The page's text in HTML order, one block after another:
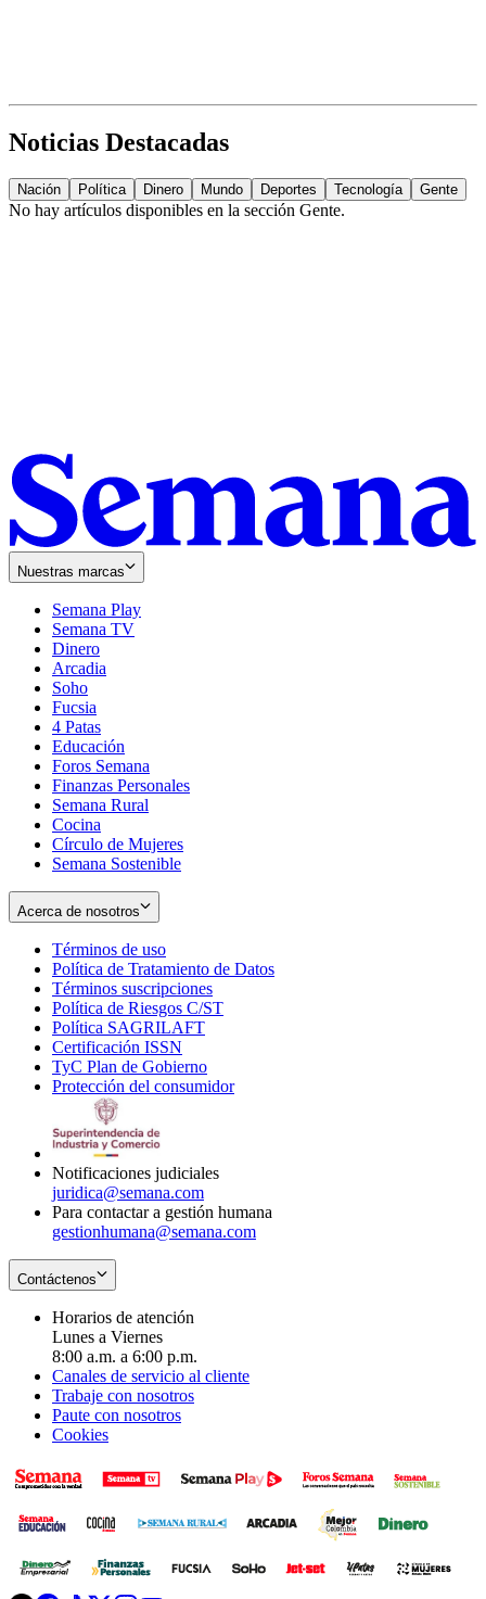
Noticias Destacadas
Nación Política Dinero Mundo Deportes Tecnología Gente
No hay artículos disponibles en la sección Gente.
Nuestras marcas
Semana Play
Semana TV
Dinero
Arcadia
Soho
in
new
window
Fucsia
in
new
window
4 Patas
Educación
Foros Semana
Finanzas Personales
Semana Rural
Cocina
Círculo de Mujeres
Semana Sostenible
Acerca de nosotros
Términos de uso
in
new
window
Política de Tratamiento de Datos
Términos suscripciones
in
Política de Riesgos C/ST
Política SAGRILAFT
new
window
Certificación ISSN
in
new
TyC Plan de Gobierno
in
Protección del consumidorOpens
Notificaciones judiciales
juridica@semana.com
Para contactar a gestión humana
gestionhumana@semana.com
Contáctenos
Horarios de atención
Lunes a Viernes
8:00 a.m. a 6:00 p.m.
Canales de servicio al cliente
Trabaje con nosotros
Paute con nosotros
Cookies